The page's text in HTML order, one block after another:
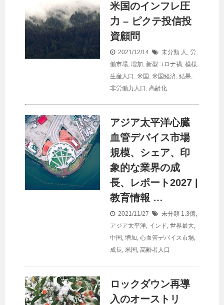
米国のインフレ圧
力 – ピクテ投信投
資顧問
2021/12/14 未分類 人 , 労
働市場, 増加, 新型コロナ禍, 模様,
生産人口 , 米国 , 米国経済, 結果,
非労働力人口 , 高齢化
アジア太平洋心臓
血管デバイス市場
規模、シェア、印
象的な業界の成
長、レポート2027 |
教育情報 …
2021/11/27 未分類 1.3億,
アジア太平洋, インド, 世界最大,
中国 , 増加, 心血管デバイス市場,
成長, 米国 , 高齢者人口
ロックダウン再導
入のオーストリ